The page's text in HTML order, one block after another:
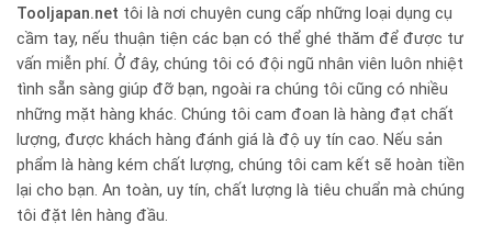
Tooljapan.net tôi là nơi chuyên cung cấp những loại dụng cụ
cầm tay, nếu thuận tiện các bạn có thể ghé thăm để được tư
vấn miễn phí. Ở đây, chúng tôi có đội ngũ nhân viên luôn nhiệt
tình sẵn sàng giúp đỡ bạn, ngoài ra chúng tôi cũng có nhiều
những mặt hàng khác. Chúng tôi cam đoan là hàng đạt chất
lượng, được khách hàng đánh giá là độ uy tín cao. Nếu sản
phẩm là hàng kém chất lượng, chúng tôi cam kết sẽ hoàn tiền
lại cho bạn. An toàn, uy tín, chất lượng là tiêu chuẩn mà chúng
tôi đặt lên hàng đầu.